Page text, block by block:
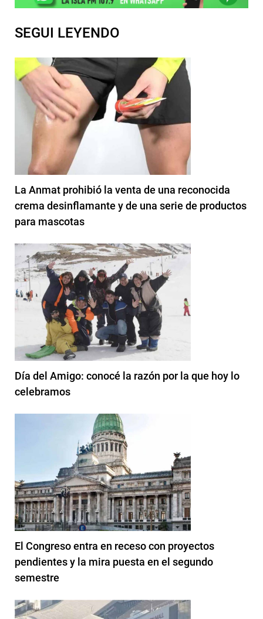
SEGUI LEYENDO
La Anmat prohibió la venta de una reconocida
crema desinflamante y de una serie de productos
para mascotas
Día del Amigo: conocé la razón por la que hoy lo
celebramos
El Congreso entra en receso con proyectos
pendientes y la mira puesta en el segundo
semestre